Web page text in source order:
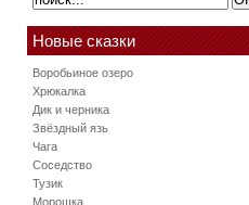
Новые сказки
Воробьиное озеро
Хрюкалка
Дик и черника
Звёздный язь
Чага
Соседство
Тузик
Морошка